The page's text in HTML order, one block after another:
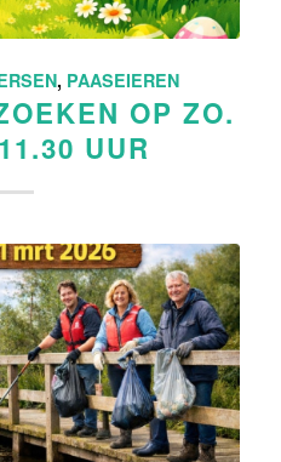
, PAASEIEREN
OP ZO.
UUR